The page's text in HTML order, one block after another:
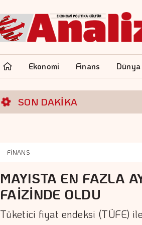
Ekonomi Finans Dünya
SON DAKİKA
FİNANS
MAYISTA EN FAZLA
FAİZİNDE OLDU
Tüketici fiyat endeksi (TÜFE)